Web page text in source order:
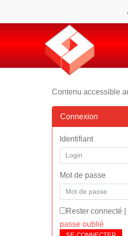
Contenu accessible
Connexion
Identifiant
Mot de passe
Rester connecté
passe oublié